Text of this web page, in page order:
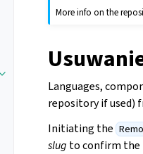
Toggle navigation of Instrukcje
More info on the
Languages,
repository if used)
Initiating the
slug to confirm the